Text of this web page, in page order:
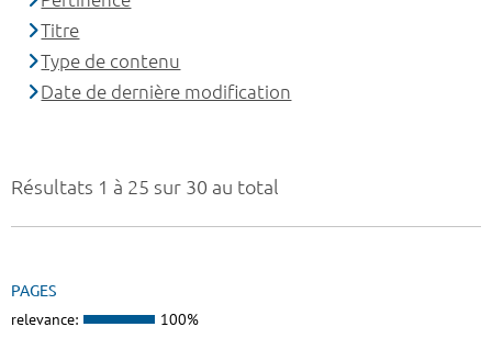
Résultats 1 à 25 sur 30 au total
PAGES
relevance: 100%
Titre
Type de contenu
Date de dernière modification